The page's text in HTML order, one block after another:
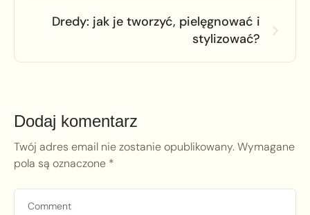
Dredy: jak je tworzyć, pielęgnować i
stylizować?
Dodaj komentarz
Twój adres email nie zostanie opublikowany.Wymagane
pola są oznaczone *